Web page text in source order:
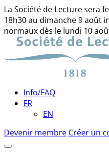
La Société de Lecture sera
18h30 au dimanche 9 août
normaux dès le lundi 10
Skip
content
Info/FAQ
FR
EN
Devenir membre Créer un